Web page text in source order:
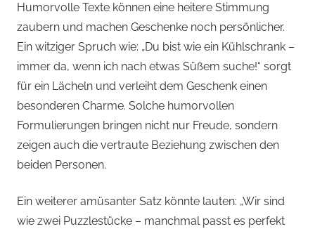
Humorvolle Texte können eine heitere Stimmung
zaubern und machen Geschenke noch persönlicher.
Ein witziger Spruch wie: „Du bist wie ein Kühlschrank –
immer da, wenn ich nach etwas Süßem suche!“ sorgt
für ein Lächeln und verleiht dem Geschenk einen
besonderen Charme. Solche humorvollen
Formulierungen bringen nicht nur Freude, sondern
zeigen auch die vertraute Beziehung zwischen den
beiden Personen.
Ein weiterer amüsanter Satz könnte lauten: „Wir sind
wie zwei Puzzlestücke – manchmal passt es perfekt